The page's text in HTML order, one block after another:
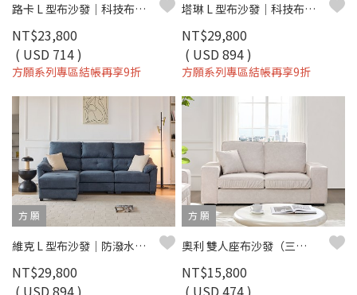
路卡 L 型布沙發｜科技布防刮 × 活動腳椅 × 小宅平價首選 – 方願系列
NT$23,800
( USD 714 )
方願系列專區結帳再享9折
塔琳 L 型布沙發｜科技布防刮 × 可調式頭枕 × 小宅舒適首選 – 方願系列
NT$29,800
( USD 894 )
方願系列專區結帳再享9折
方 願
維克 L 型布沙發｜防潑水科技布 × 可拆洗布套 × 小宅舒適推薦 – 方願系列
NT$29,800
( USD 894 )
方 願
奧利 雙人座布沙發（三色）｜超細纖維科技布 × 寬大座椅設計 × 百搭極簡首選 – 方願系列
NT$15,800
( USD 474 )